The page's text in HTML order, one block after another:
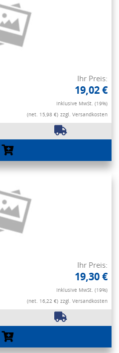
Ihr Preis:
19,02 €
Inklusive MwSt. (19%)
(net. 15,98 €) zzgl. Versandkosten
Ihr Preis:
19,30 €
Inklusive MwSt. (19%)
(net. 16,22 €) zzgl. Versandkosten